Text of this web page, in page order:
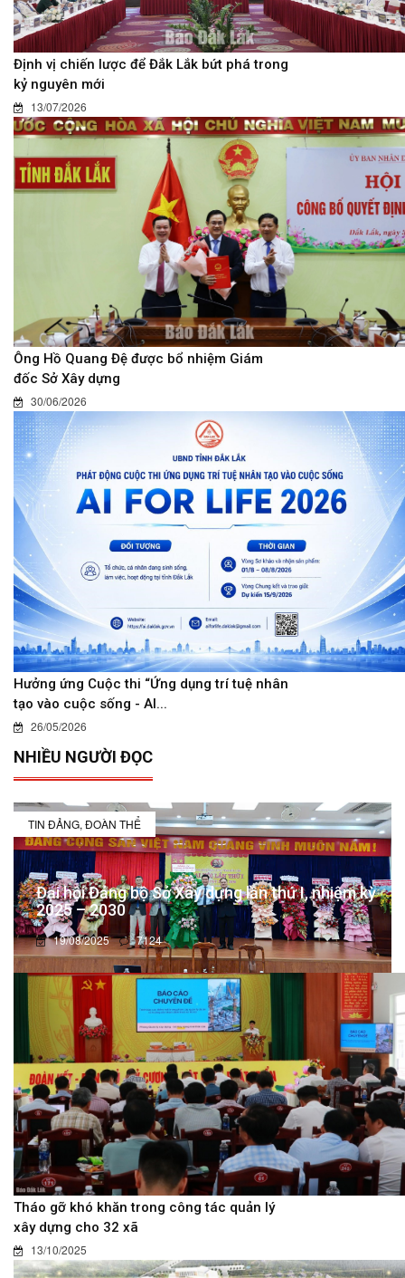
Định vị chiến lược để Đắk Lắk bứt phá trong
kỷ nguyên mới
13/07/2026
Ông Hồ Quang Đệ được bổ nhiệm Giám
đốc Sở Xây dựng
30/06/2026
Hưởng ứng Cuộc thi “Ứng dụng trí tuệ nhân
tạo vào cuộc sống - AI...
26/05/2026
NHIỀU NGƯỜI ĐỌC
TIN ĐẢNG, ĐOÀN THỂ
Đại hội Đảng bộ Sở Xây dựng lần thứ I, nhiệm kỳ
2025 – 2030
19/08/2025 7124
Tháo gỡ khó khăn trong công tác quản lý
xây dựng cho 32 xã
13/10/2025